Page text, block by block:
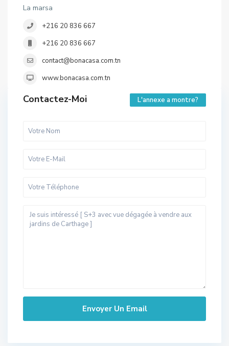
La marsa
+216 20 836 667
+216 20 836 667
contact@bonacasa.com.tn
www.bonacasa.com.tn
Contactez-Moi L'annexe a montre?